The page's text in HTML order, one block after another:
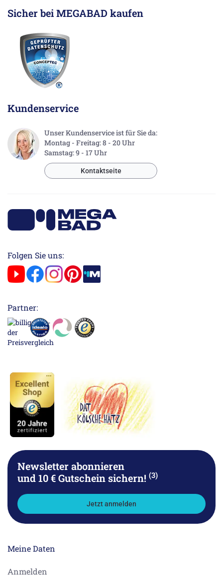
Sicher bei MEGABAD kaufen
Kundenservice
Unser Kundenservice ist für Sie da:
Montag - Freitag: 8 - 20 Uhr
Samstag: 9 - 17 Uhr
Kontaktseite
Folgen Sie uns:
Partner:
Newsletter abonnieren
und 10 € Gutschein sichern! (3)
Jetzt anmelden
Meine Daten
Anmelden